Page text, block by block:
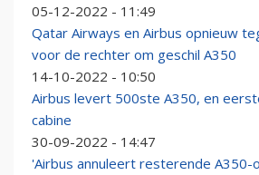
05-12-2022 - 11:49
Qatar Airways en Airbus opnieuw
voor de rechter om geschil A350
14-10-2022 - 10:50
Airbus levert 500ste A350, en
cabine
30-09-2022 - 14:47
'Airbus annuleert resterende